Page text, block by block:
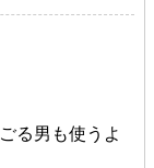
る男も使うよ